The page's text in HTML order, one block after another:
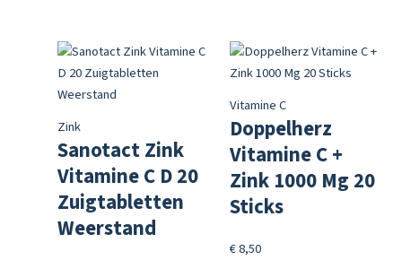
Zink
Sanotact Zink
Vitamine C D 20
Zuigtabletten
Weerstand
Vitamine C
Doppelherz
Vitamine C +
Zink 1000 Mg 20
Sticks
€8,50